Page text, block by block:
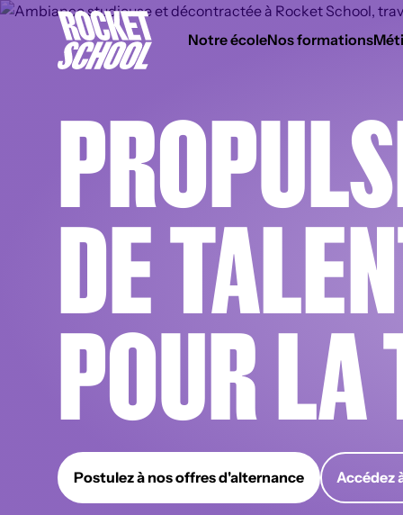
Notre écoleNos formations
DE
POUR LA
Postulez à nos offres d'alternance Accédez
Panneau de gestion des cookies